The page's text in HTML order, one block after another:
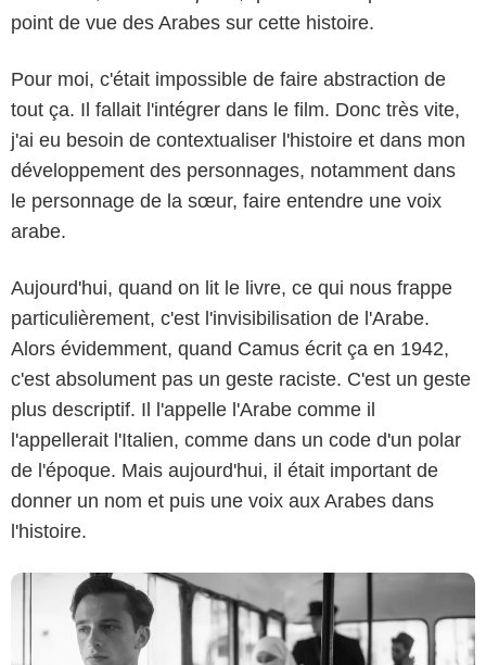
point de vue des Arabes sur cette histoire.
Pour moi, c'était impossible de faire abstraction de
tout ça. Il fallait l'intégrer dans le film. Donc très vite,
j'ai eu besoin de contextualiser l'histoire et dans mon
développement des personnages, notamment dans
le personnage de la sœur, faire entendre une voix
arabe.
Aujourd'hui, quand on lit le livre, ce qui nous frappe
particulièrement, c'est l'invisibilisation de l'Arabe.
Alors évidemment, quand Camus écrit ça en 1942,
c'est absolument pas un geste raciste. C'est un geste
plus descriptif. Il l'appelle l'Arabe comme il
l'appellerait l'Italien, comme dans un code d'un polar
de l'époque. Mais aujourd'hui, il était important de
donner un nom et puis une voix aux Arabes dans
l'histoire.
Carole Bethuel - FOZ - GAUMONT - FRANCE 2 CINEMA